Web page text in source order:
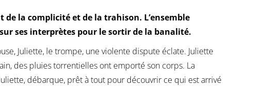
la complicité et de la trahison. L’ensemble
ses interprètes pour le sortir de la banalité.
Juliette, le trompe, une violente dispute éclate. Juliette
des pluies torrentielles ont emporté son corps. La
débarque, prêt à tout pour découvrir ce qui est arrivé